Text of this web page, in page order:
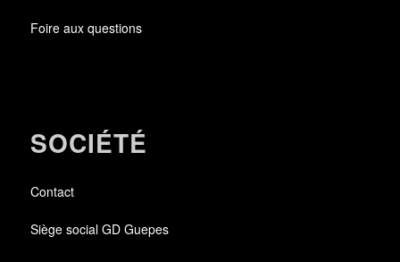
Foire aux questions
SOCIÉTÉ
Contact
Siège social GD Guepes